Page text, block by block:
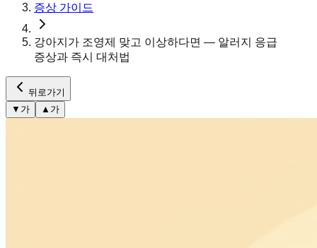
증상 가이드
강아지가 조영제 맞고 이상하다면 — 알러지 응급
증상과 즉시 대처법
뒤로가기
▼ 가 ▲ 가